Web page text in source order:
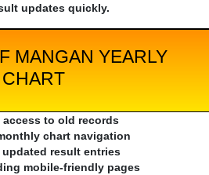
updates quickly.
MANGAN YEARLY
CHART
access to old records
chart navigation
updated result entries
mobile-friendly pages